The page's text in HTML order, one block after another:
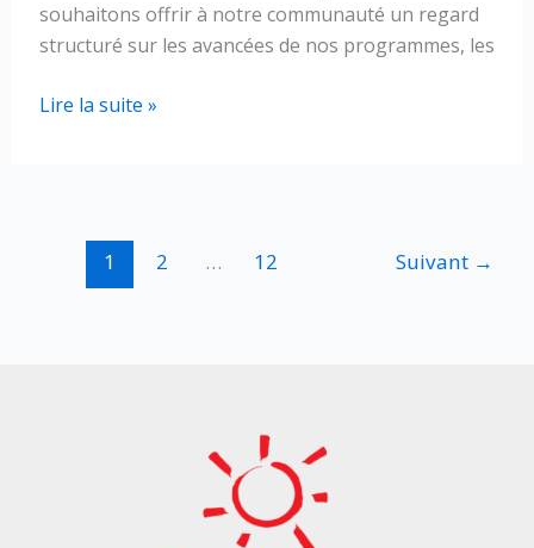
souhaitons offrir à notre communauté un regard
structuré sur les avancées de nos programmes, les
Publication
Lire la suite »
1 2 … 12 Suivant →